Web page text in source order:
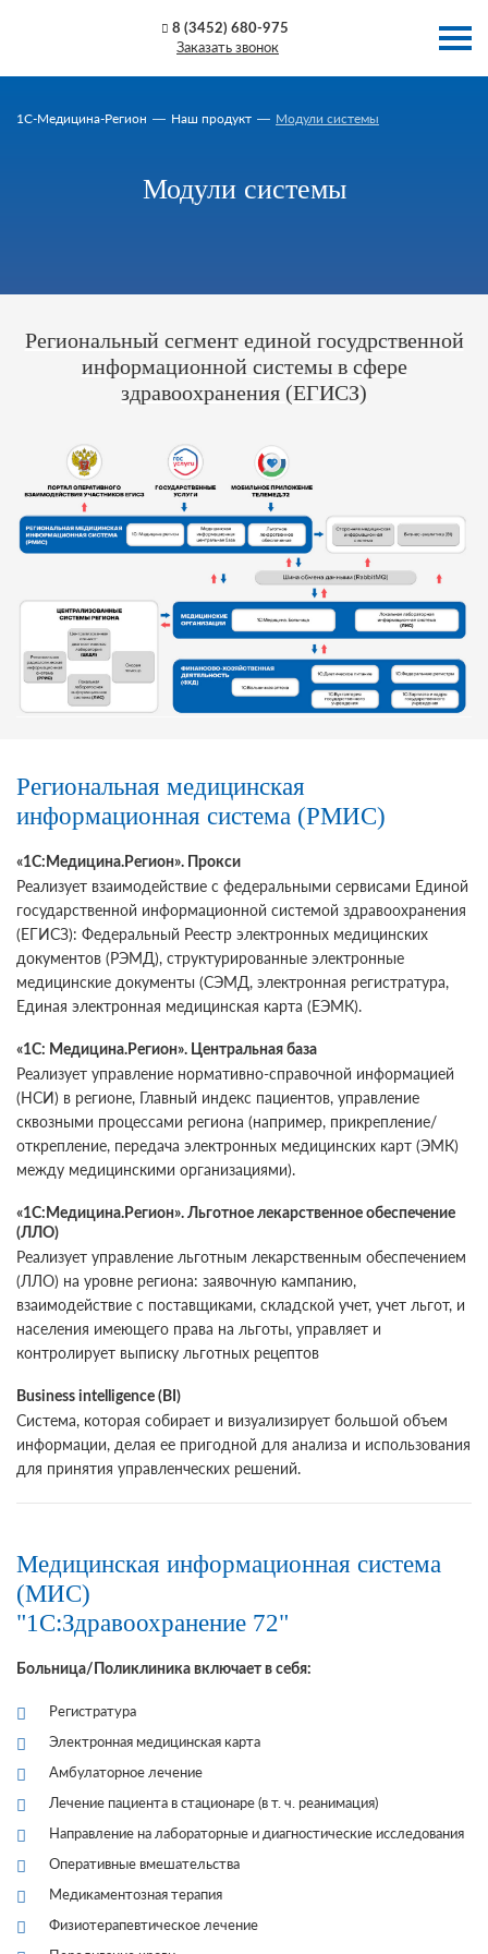
Заказать звонок
8 (3452) 680-975
1C-Медицина-Регион Наш продукт Модули системы
Модули системы
Региональный сегмент единой госудрственной
информационной системы в сфере
здравоохранения (ЕГИСЗ)
Региональная медицинская
информационная система (РМИС)
«1С:Медицина.Регион». Прокси
Реализует взаимодействие с федеральными сервисами Единой
государственной информационной системой здравоохранения
(ЕГИСЗ): Федеральный Реестр электронных медицинских
документов (РЭМД), структурированные электронные
медицинские документы (СЭМД, электронная регистратура,
Единая электронная медицинская карта (ЕЭМК).
«1С: Медицина.Регион». Центральная база
Реализует управление нормативно-справочной информацией
(НСИ) в регионе, Главный индекс пациентов, управление
сквозными процессами региона (например, прикрепление/
открепление, передача электронных медицинских карт (ЭМК)
между медицинскими организациями).
«1С:Медицина.Регион». Льготное лекарственное обеспечение
(ЛЛО)
Реализует управление льготным лекарственным обеспечением
(ЛЛО) на уровне региона: заявочную кампанию,
взаимодействие с поставщиками, складской учет, учет льгот, и
населения имеющего права на льготы, управляет и
контролирует выписку льготных рецептов
Business intelligence (BI)
Система, которая собирает и визуализирует большой объем
информации, делая ее пригодной для анализа и использования
для принятия управленческих решений.
Медицинская информационная система
(МИС)
"1С:Здравоохранение 72"
Больница/Поликлиника включает в себя:
Регистратура
Электронная медицинская карта
Амбулаторное лечение
Лечение пациента в стационаре (в т. ч. реанимация)
Направление на лабораторные и диагностические исследования
Оперативные вмешательства
Медикаментозная терапия
Физиотерапевтическое лечение